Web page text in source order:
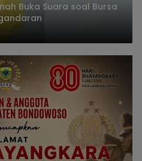
Buka Suara soal Bursa